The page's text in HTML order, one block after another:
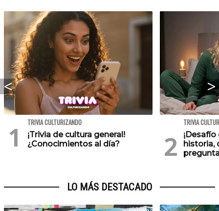
TRIVIA CULTURIZANDO
¡Trivia de cultura general!
¿Conocimientos al día?
TRIVIA
historia,
LO MÁS DESTACADO